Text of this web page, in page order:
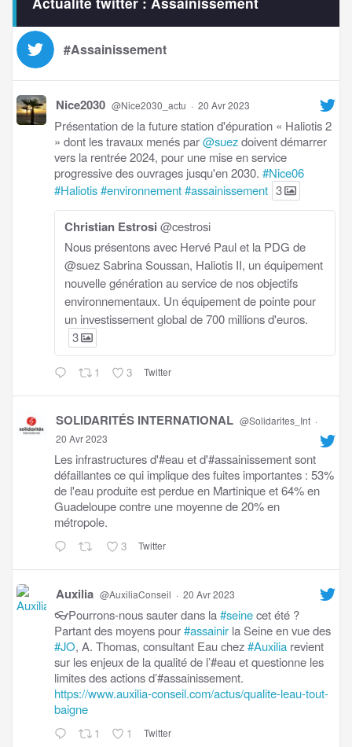
#Assainissement
Nice2030 @Nice2030_actu · 20 Avr 2023
Présentation de la future station d'épuration « Haliotis 2
» dont les travaux menés par@suezdoivent démarrer
vers la rentrée 2024, pour une mise en service
progressive des ouvrages jusqu'en 2030. #Nice06
#Haliotis#environnement#assainissement 3
Christian Estrosi @cestrosi
Nous présentons avec Hervé Paul et la PDG de
@suez Sabrina Soussan, Haliotis II, un équipement
nouvelle génération au service de nos objectifs
environnementaux. Un équipement de pointe pour
un investissement global de 700 millions d'euros.
3
1 3 Twitter
SOLIDARITÉS INTERNATIONAL @Solidarites_Int ·
20 Avr 2023
Les infrastructures d'#eau et d'#assainissement sont
défaillantes ce qui implique des fuites importantes : 53%
de l'eau produite est perdue en Martinique et 64% en
Guadeloupe contre une moyenne de 20% en
métropole.
3 Twitter
Auxilia @AuxiliaConseil · 20 Avr 2023
👓Pourrons-nous sauter dans la#seinecet été ?
Partant des moyens pour#assainir la Seine en vue des
#JO, A. Thomas, consultant Eau chez#Auxilia revient
sur les enjeux de la qualité de l’#eau et questionne les
limites des actions d’#assainissement.
https://www.auxilia-conseil.com/actus/qualite-leau-tout-
baigne
1 1 Twitter